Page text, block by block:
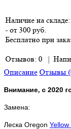
Наличие на складе:
- от 300 руб.
Бесплатно при
Отзывов: 0 |
Описание Отзывы
Внимание, с 2020
Замена:
Леска Oregon